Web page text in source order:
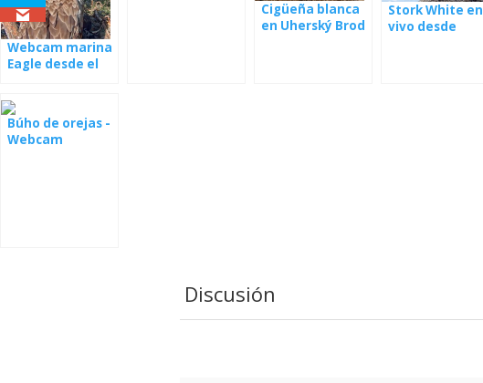
Webcam marina
Eagle desde el
Cigüeña blanca
en Uherský Brod
Stork White en
vivo desde
Búho de orejas -
Webcam
Discusión